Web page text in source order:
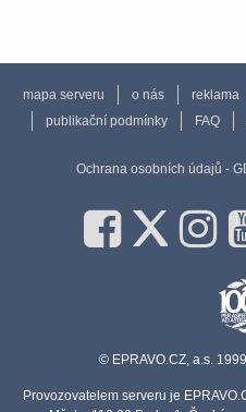
mapa serveru o nás reklama
publikační podmínky
FAQ
Ochrana osobních údajů -
© EPRAVO.CZ, a.s.
Provozovatelem serveru je